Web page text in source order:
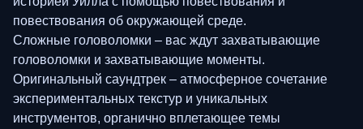
повествования об окружающей среде.
Сложные головоломки – вас ждут захватывающие
головоломки и захватывающие моменты.
Оригинальный саундтрек – атмосферное сочетание
экспериментальных текстур и уникальных
инструментов, органично вплетающее темы